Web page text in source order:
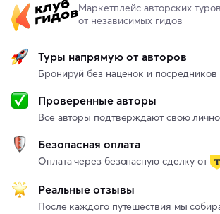
Маркетплейс авторских туров
от независимых гидов
Туры напрямую от авторов
Бронируй без наценок и посредников
Проверенные авторы
Все авторы подтверждают свою
Безопасная оплата
Оплата через безопасную сделку от
Реальные отзывы
После каждого путешествия мы